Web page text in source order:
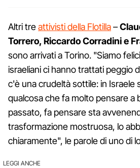
Altri treattivisti della Flotilla–
Torrero, Riccardo Corradini e
sono arrivati a Torino. "Siamo
israeliani ci hanno trattati peggio
c'è una crudeltà sottile: in Israele
qualcosa che fa molto pensare a
passato, fa pensare sta
trasformazione mostruosa, lo
chiaramente", le parole di uno di
LEGGI ANCHE